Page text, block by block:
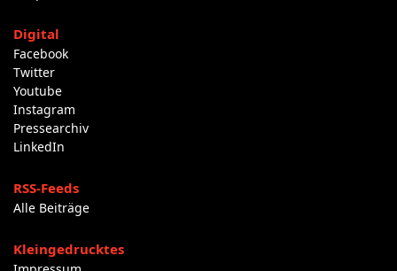
Digital
Facebook
Twitter
Youtube
Instagram
Pressearchiv
LinkedIn
RSS-Feeds
Alle Beiträge
Kleingedrucktes